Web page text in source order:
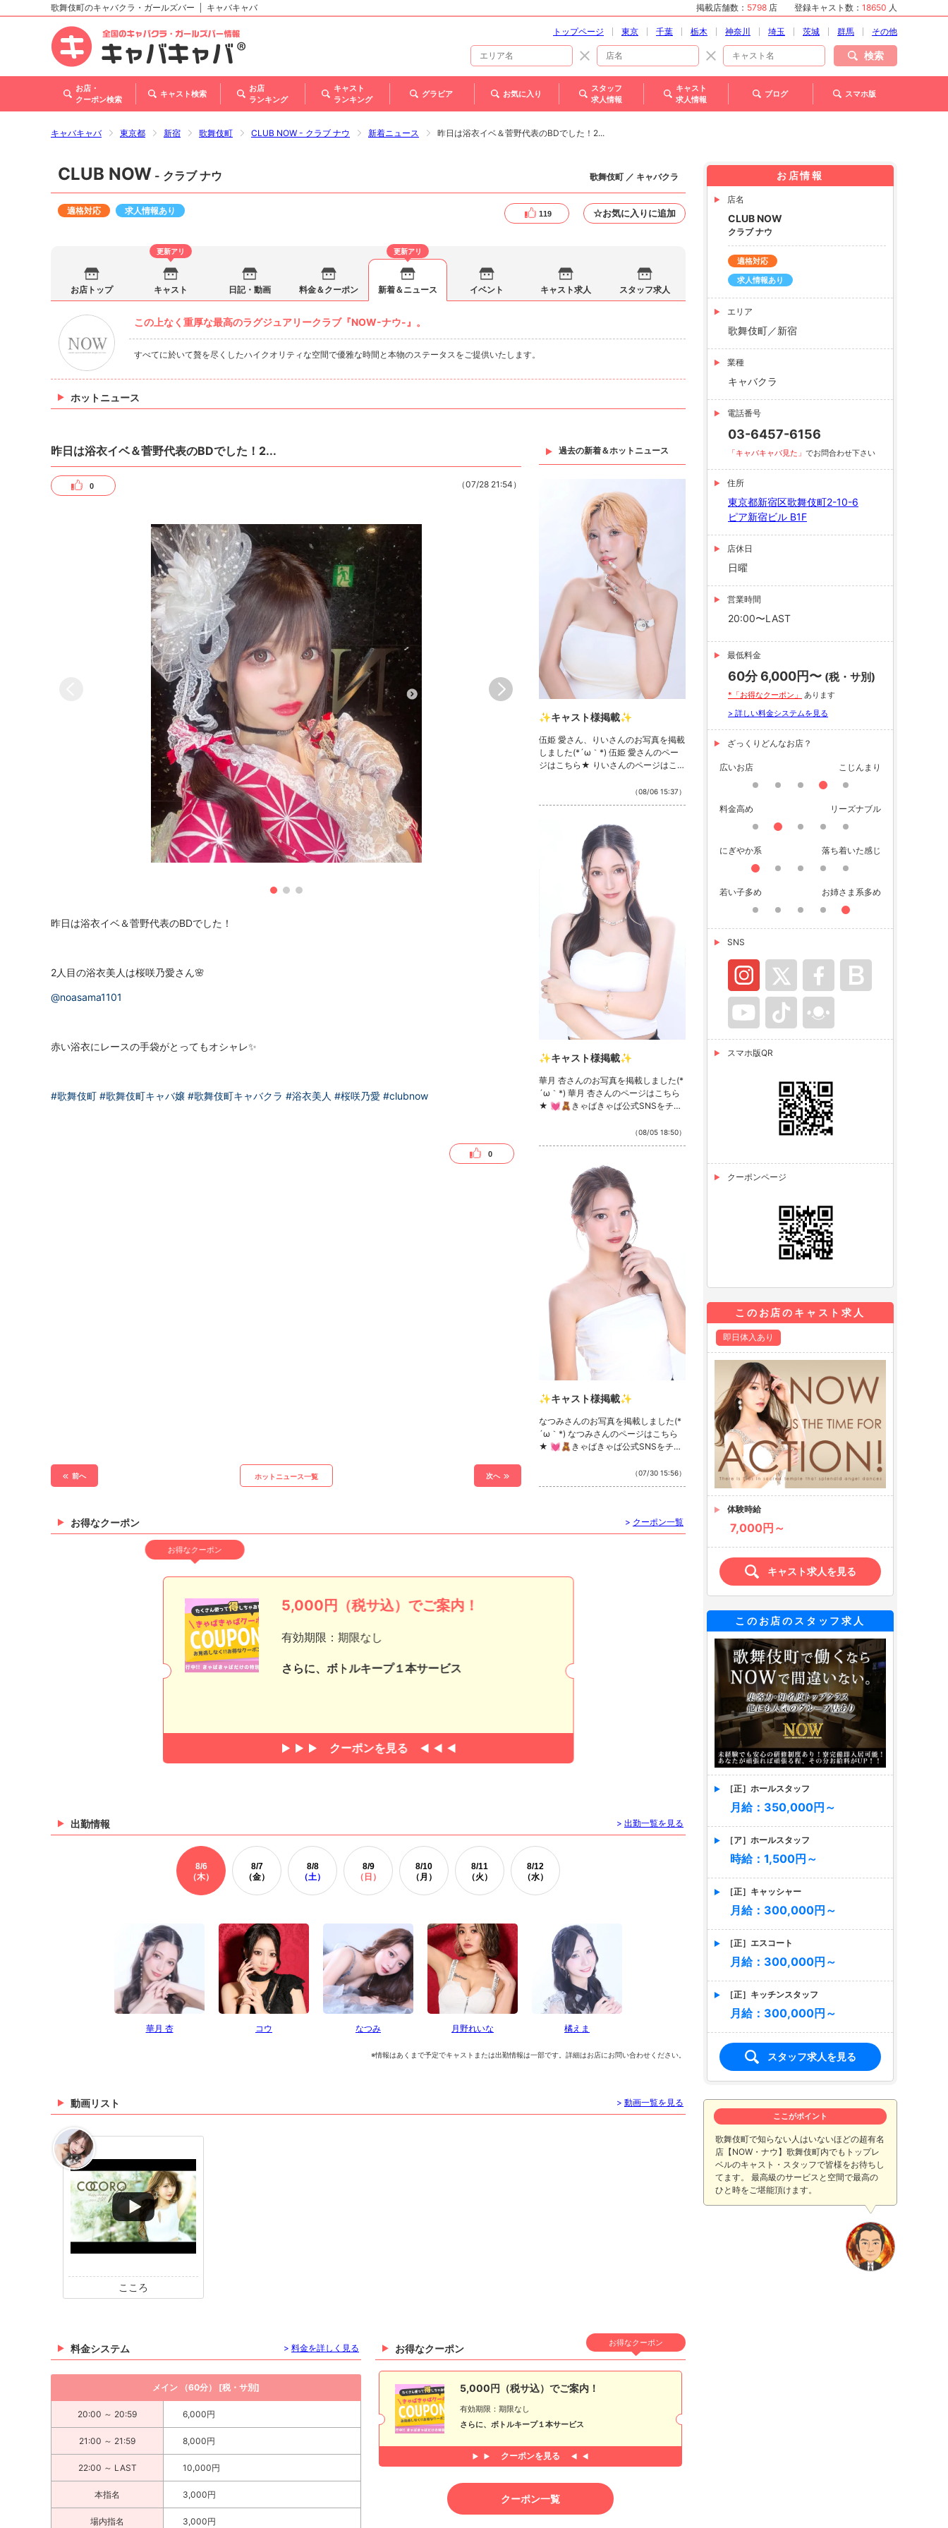
北海道
東北
甲信越・北陸
関西
歌舞伎町のキャバクラ・ガールズバー キャバキャバ 掲載店舗数： 5798 店 登録キャスト数： 18650 人
トップページ 東京 千葉 栃木 神奈川 埼玉 茨城 群馬 その他
検索
お店・
クーポン検索
キャスト検索
お店
ランキング
キャスト
ランキング
グラビア お気に入り
スタッフ
求人情報
キャスト
求人情報
ブログ スマホ版
キャバキャバ 東京都 新宿 歌舞伎町 CLUB NOW - クラブ ナウ 新着ニュース 昨日は浴衣イベ＆菅野代表のBDでした！2...
CLUB NOW - クラブ ナウ 歌舞伎町 ／ キャバクラ
適格対応 求人情報あり 119 ☆お気に入りに追加
お店トップ
更新アリ
キャスト 日記・動画 料金＆クーポン
更新アリ
新着＆ニュース イベント キャスト求人 スタッフ求人
この上なく重厚な最高のラグジュアリークラブ『NOW-ナウ-』。
すべてに於いて贅を尽くしたハイクオリティな空間で優雅な時間と本物のステータスをご提供いたします。
ホットニュース
昨日は浴衣イベ＆菅野代表のBDでした！2...
0 （07/28 21:54）
昨日は浴衣イベ＆菅野代表のBDでした！
2人目の浴衣美人は桜咲乃愛さん🌸
@noasama1101
赤い浴衣にレースの手袋がとってもオシャレ✨
#歌舞伎町 #歌舞伎町キャバ嬢 #歌舞伎町キャバクラ #浴衣美人 #桜咲乃愛 #clubnow
0
前へ ホットニュース一覧 次へ
過去の新着＆ホットニュース
✨キャスト様掲載✨
伍姫 愛さん、りいさんのお写真を掲載
しました(*´ω｀*) 伍姫 愛さんのペー
ジはこちら★ りいさんのページはこち
ェック🧸💓 ・TikTok ・Instagram ・
Twitter ・YouTube
（08/06 15:37）
✨キャスト様掲載✨
華月 杏さんのお写真を掲載しました(*
´ω｀*) 華月 杏さんのページはこちら
★ 💓🧸きゃばきゃば公式SNSをチェ
（08/05 18:50）
✨キャスト様掲載✨
なつみさんのお写真を掲載しました(*
´ω｀*) なつみさんのページはこちら
★ 💓🧸きゃばきゃば公式SNSをチェ
（07/30 15:56）
お得なクーポン > クーポン一覧
お得なクーポン
5,000円（税サ込）でご案内！
有効期限：期限なし
さらに、ボトルキープ１本サービス
クーポンを見る
出勤情報 > 出勤一覧を見る
8/6
（木）
8/7
（金）
8/8
（土）
8/9
（日）
8/10
（月）
8/11
（火）
8/12
（水）
華月 杏 コウ なつみ 月野れいな 橘えま
※情報はあくまで予定でキャストまたは出勤情報は一部です。詳細はお店にお問い合わせください。
動画リスト > 動画一覧を見る
こころ
お得なクーポン お得なクーポン
5,000円（税サ込）でご案内！
有効期限：期限なし
さらに、ボトルキープ１本サービス
クーポンを見る
クーポン一覧
料金システム > 料金を詳しく見る
メイン （60分） [税・サ別]
20:00 ～ 20:59 6,000円
21:00 ～ 21:59 8,000円
22:00 ～ LAST 10,000円
本指名 3,000円
場内指名 3,000円
お店情報
店名
CLUB NOW
クラブ ナウ
適格対応
求人情報あり
エリア
歌舞伎町／新宿
業種
キャバクラ
電話番号
03-6457-6156
「キャバキャバ見た」 でお問合わせ下さい
住所
東京都新宿区歌舞伎町2-10-6
ピア新宿ビル B1F
店休日
日曜
営業時間
20:00〜LAST
最低料金
60分 6,000円〜 (税・サ別)
*「お得なクーポン」
あります
> 詳しい料金システムを見る
ざっくりどんなお店？
広いお店 こじんまり
料金高め リーズナブル
にぎやか系 落ち着いた感じ
若い子多め お姉さま系多め
SNS
スマホ版QR
クーポンページ
このお店のキャスト求人
即日体入あり
体験時給
7,000円～
キャスト求人を見る
このお店のスタッフ求人
［正］ホールスタッフ
月給：350,000円～
［ア］ホールスタッフ
時給：1,500円～
［正］キャッシャー
月給：300,000円～
［正］エスコート
月給：300,000円～
［正］キッチンスタッフ
月給：300,000円～
スタッフ求人を見る
ここがポイント
歌舞伎町で知らない人はいないほどの超有名
店【NOW・ナウ】歌舞伎町内でもトップレ
ベルのキャスト・スタッフで皆様をお待ちし
てます。 最高級のサービスと空間で最高の
ひと時をご堪能頂けます。